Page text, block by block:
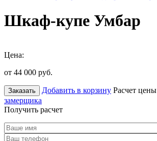
Шкаф-купе Умбар
Цена:
от 44 000 руб.
Заказать Добавить в корзину Расчет цены
замерщика
Получить расчет